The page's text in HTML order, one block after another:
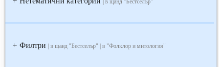
+ Филтри | в щанд "Бестселър" | в "Фолклор и митология"